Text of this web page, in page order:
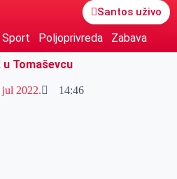
Santos uživo
Sport Poljoprivreda
Zabava
Tomaševcu
jul 2022. 14:46